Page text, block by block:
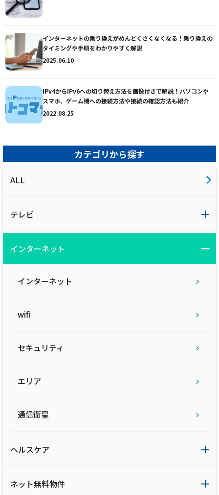
インターネットの乗り換えがめんどくさくなくなる！乗り換えの
タイミングや手順をわかりやすく解説
2025.06.10
IPv4からIPv6への切り替え方法を画像付きで解説！パソコンや
スマホ、ゲーム機への接続方法や接続の確認方法も紹介
2022.08.25
カテゴリから探す
ALL
テレビ
インターネット
インターネット
wifi
セキュリティ
エリア
通信衛星
ヘルスケア
ネット無料物件